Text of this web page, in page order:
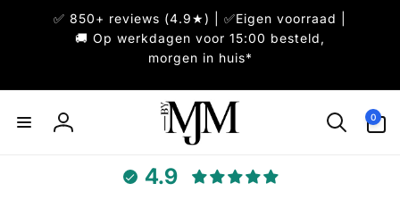
✅ 850+ reviews (4.9★) | ✅Eigen voorraad |
🚚 Op werkdagen voor 15:00 besteld,
morgen in huis*
Inloggen
0
artikelen
4.9